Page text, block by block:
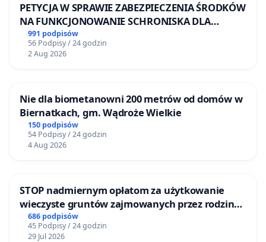
PETYCJA W SPRAWIE ZABEZPIECZENIA ŚRODKÓW
NA FUNKCJONOWANIE SCHRONISKA DLA
BEZDOMNYCH ZWIERZĄT W SKARYSZEWIE
991 podpisów
56 Podpisy / 24 godzin
2 Aug 2026
Nie dla biometanowni 200 metrów od domów w
Biernatkach, gm. Wądroże Wielkie
150 podpisów
54 Podpisy / 24 godzin
4 Aug 2026
STOP nadmiernym opłatom za użytkowanie
wieczyste gruntów zajmowanych przez rodzinne
ogrody działkowe.
686 podpisów
45 Podpisy / 24 godzin
29 Jul 2026